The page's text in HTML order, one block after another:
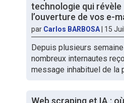
technologie qui révèle
l’ouverture de vos e-
par Carlos BARBOSA| 15
Depuis plusieurs
nombreux internautes
message inhabituel de la
Web scraping et IA :